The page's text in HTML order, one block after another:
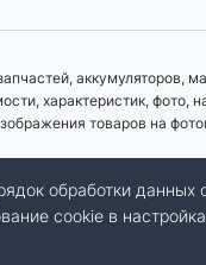
аккумуляторов,
характеристик, фото,
товаров на
обработки данных
cookie в